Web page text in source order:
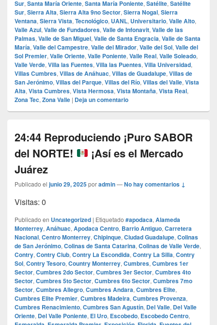
Sur, Santa María Oriente, Santa María Poniente, Satélite, Satélite
Sur, Sierra Alta, Sierra Alta 9no Sector, Sierra Nogal, Sierra
Ventana, Sierra Vista, Tecnológico, UANL, Universitario, Valle Alto,
Valle Azul, Valle de Fundadores, Valle de Infonavit, Valle de las
Palmas, Valle de San Miguel, Valle de Santa Engracia, Valle de Santa
María, Valle del Campestre, Valle del Mirador, Valle del Sol, Valle del
Sol Premier, Valle Oriente, Valle Poniente, Valle Real, Valle Soleado,
Valle Verde, Villa las Fuentes, Villa las Puentes, Villa Universidad,
Villas Cumbres, Villas de Anáhuac, Villas de Guadalupe, Villas de
San Jerónimo, Villas del Parque, Villas del Río, Villas del Valle, Vista
Alta, Vista Cumbres, Vista Hermosa, Vista Montaña, Vista Real,
Zona Tec, Zona Valle | Deja un comentario
24:44 Reproduciendo ¡Puro SABOR
del NORTE!
¡Así es el Mercado
Juárez
Publicado el junio 29, 2025poradmin—No hay comentarios ↓
Visitas: 0
Publicado en Uncategorized | Etiquetado #apodaca, Alameda
Monterrey, Anáhuac, Apodaca Centro, Barrio Antiguo, Carretera
Nacional, Centro Monterrey, Chipinque, Ciudad Guadalupe, Colinas
de San Jerónimo, Colinas de Santa Catarina, Colinas de Valle Verde,
Contry, Contry Club, Contry La Escondida, Contry La Silla, Contry
Sol, Contry Tesoro, Country Monterrey, Cumbres, Cumbres 1er
Sector, Cumbres 2do Sector, Cumbres 3er Sector, Cumbres 4to
Sector, Cumbres 5to Sector, Cumbres 6to Sector, Cumbres 7mo
Sector, Cumbres Allegro, Cumbres Andara, Cumbres Elite,
Cumbres Elite Premier, Cumbres Madeira, Cumbres Provenza,
Cumbres Renacimiento, Cumbres San Agustín, Del Valle, Del Valle
Oriente, Del Valle Poniente, El Uro, Escobedo, Escobedo Centro,